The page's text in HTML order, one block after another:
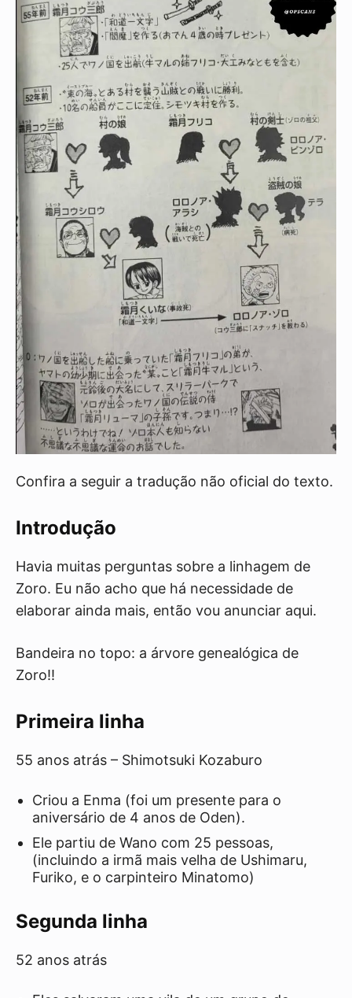
Confira a seguir a tradução não oficial do texto.
Introdução
Havia muitas perguntas sobre a linhagem de
Zoro. Eu não acho que há necessidade de
elaborar ainda mais, então vou anunciar aqui.
Bandeira no topo: a árvore genealógica de
Zoro!!
Primeira linha
55 anos atrás – Shimotsuki Kozaburo
Criou a Enma (foi um presente para o
aniversário de 4 anos de Oden).
Ele partiu de Wano com 25 pessoas,
(incluindo a irmã mais velha de Ushimaru,
Furiko, e o carpinteiro Minatomo)
Segunda linha
52 anos atrás